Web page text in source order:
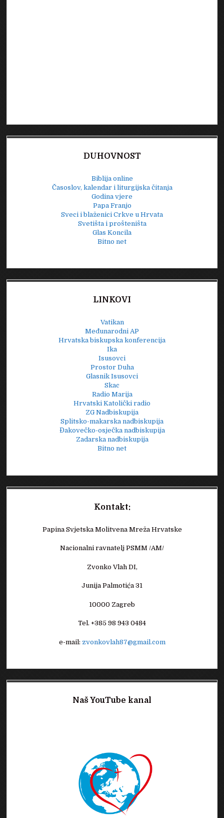
DUHOVNOST
Biblija online
Časoslov, kalendar i liturgijska čitanja
Godina vjere
Papa Franjo
Sveci i blaženici Crkve u Hrvata
Svetišta i prošteništa
Glas Koncila
Bitno net
LINKOVI
Vatikan
Međunarodni AP
Hrvatska biskupska konferencija
Ika
Isusovci
Prostor Duha
Glasnik Isusovci
Skac
Radio Marija
Hrvatski Katolički radio
ZG Nadbiskupija
Splitsko-makarska nadbiskupija
Đakovečko-osječka nadbiskupija
Zadarska nadbiskupija
Bitno net
Kontakt:
Papina Svjetska Molitvena Mreža Hrvatske
Nacionalni ravnatelj PSMM /AM/
Zvonko Vlah DI,
Junija Palmotića 31
10000 Zagreb
Tel. +385 98 943 0484
e-mail: zvonkovlah87@gmail.com
Naš YouTube kanal